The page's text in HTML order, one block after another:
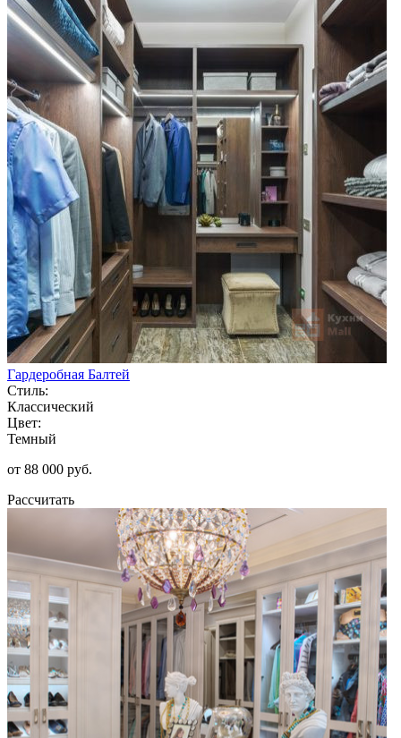
Гардеробная Балтей
Стиль:
Классический
Цвет:
Темный
от 88 000 руб.
Рассчитать